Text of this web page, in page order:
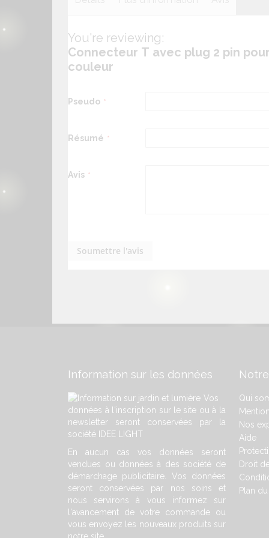
- DEC/SWK1M
- DEC/SWK2M
- DEC/SWK30L
- DEC/SBCK3M
Plus
d'information
Référence DEC/TLED
Famille
You're reviewing:
Connecteur T avec plug 2 pin
couleur
Pseudo
Résumé
Avis
Soumettre l'avis
Information sur les données
Vos
données à l'inscription sur le site ou à la
newsletter seront conservées par la
société IDEE LIGHT
En aucun cas vos données seront
vendues ou données à des société de
démarchage publicitaire. Vos données
seront conservées par nos soins et
nous servirons à vous informez sur
l'avancement de votre commande ou
vous envoyez les nouveaux produits sur
Qui
Nos
Aide
Droit
Plan